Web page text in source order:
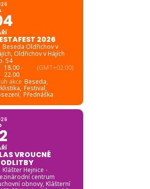
a drůbeže [y8kVWLwjn]
2026
Beseda Oldřichov v
, Oldřichov v Hájích
54
18.00 -
22.00
(GMT+02:00)
akce Beseda,
Festival,
Přednáška
VROUCNÉ
Klášter Hejnice -
centrum
obnovy, Klášterní